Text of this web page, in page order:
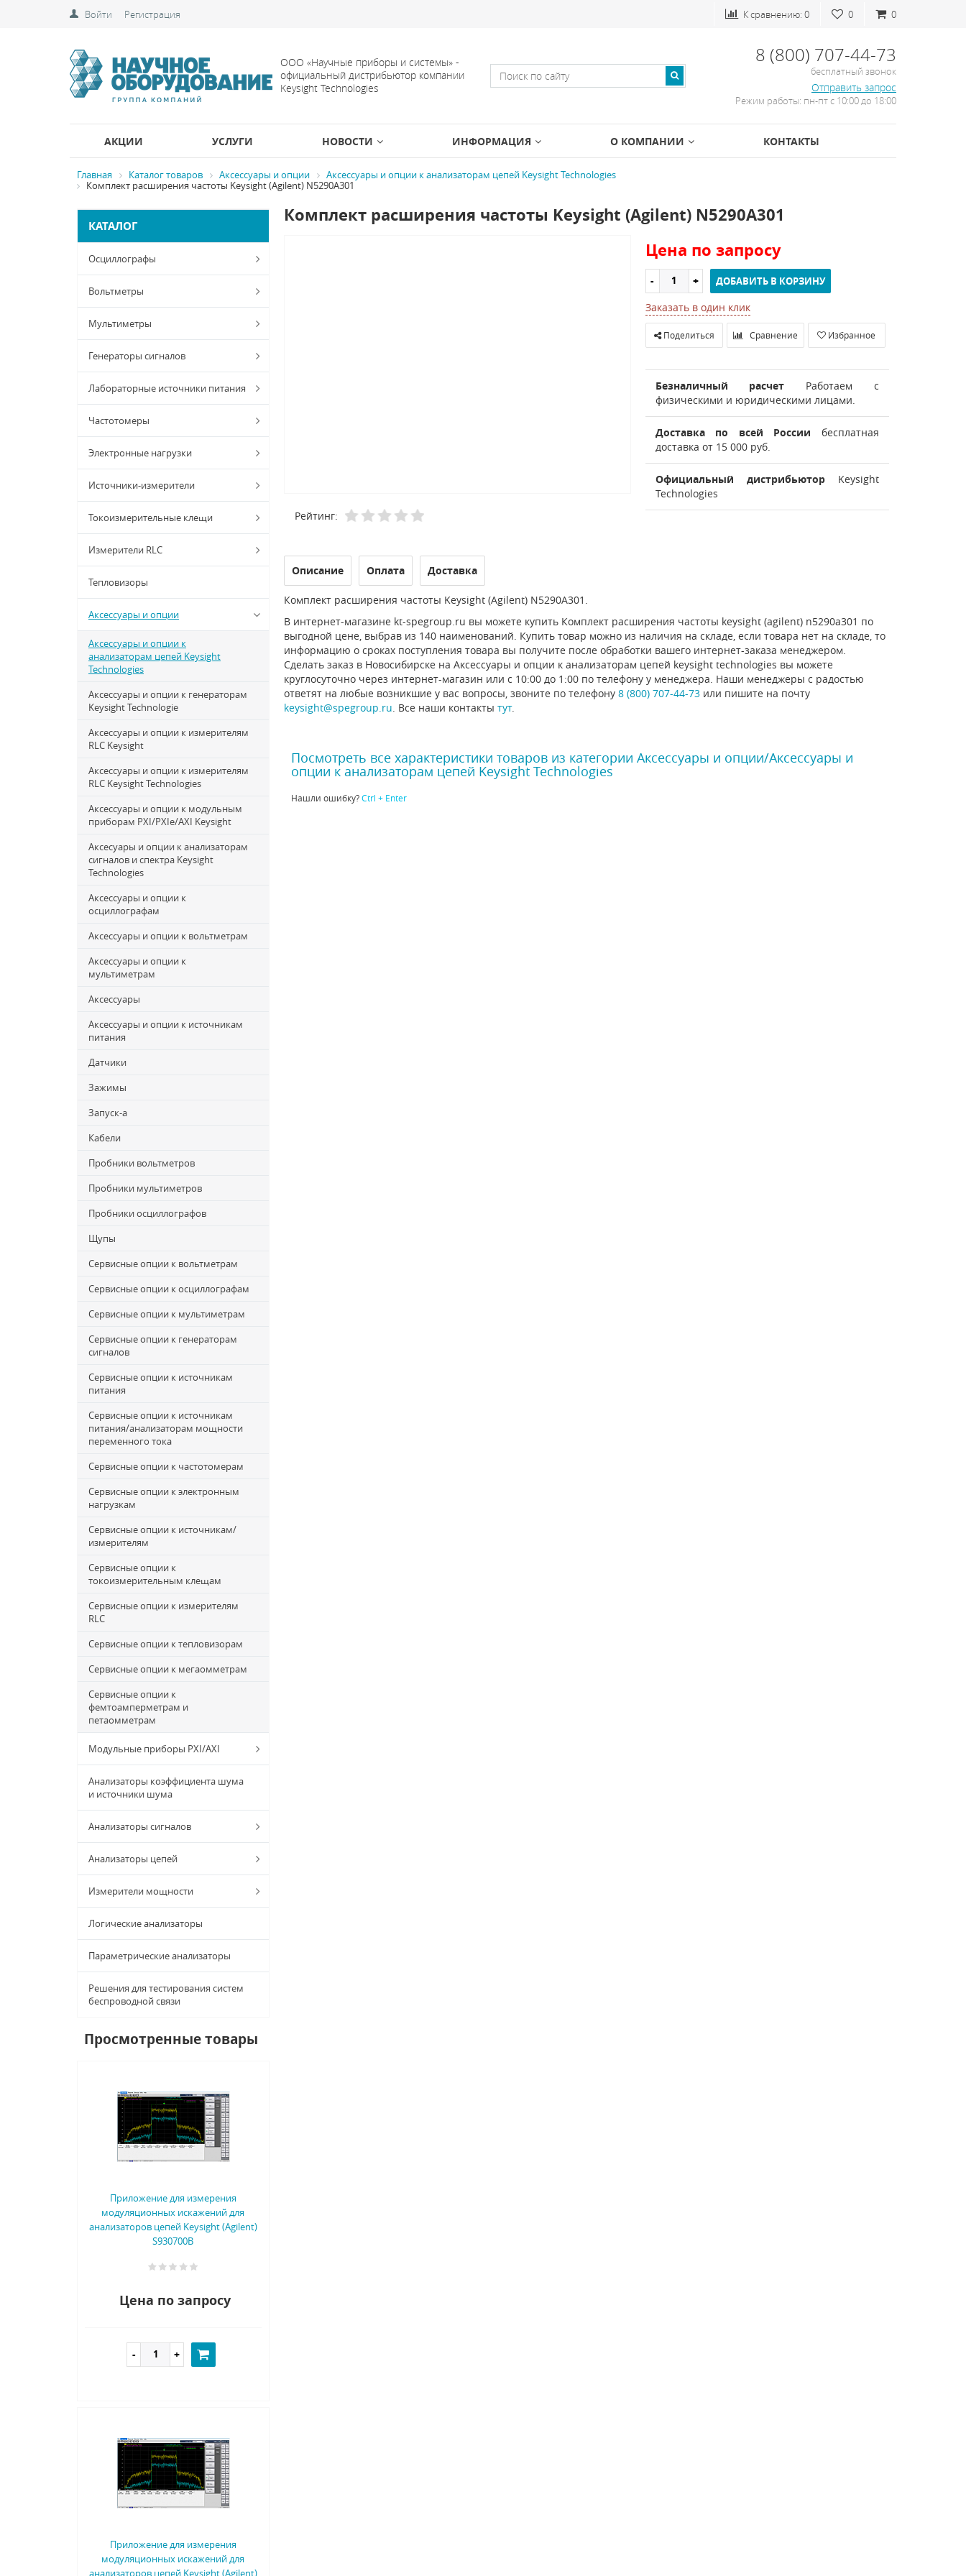
Войти Регистрация 0
0
К сравнению: 0
ООО «Научные приборы и системы» -
официальный дистрибьютор компании
Keysight Technologies
8 (800) 707-44-73
бесплатный звонок
Отправить запрос
Режим работы: пн-пт с 10:00 до 18:00
АКЦИИ УСЛУГИ НОВОСТИ ИНФОРМАЦИЯ О КОМПАНИИ КОНТАКТЫ
Главная Каталог товаров Аксессуары и опции
Аксессуары и опции к анализаторам цепей Keysight Technologies
Комплект расширения частоты Keysight (Agilent) N5290A301
КАТАЛОГ
Осциллографы
Вольтметры
Мультиметры
Генераторы сигналов
Лабораторные источники питания
Частотомеры
Электронные нагрузки
Источники-измерители
Токоизмерительные клещи
Измерители RLC
Тепловизоры
Аксессуары и опции
Аксессуары и опции к
анализаторам цепей Keysight
Technologies
Аксессуары и опции к генераторам
Keysight Technologie
Аксессуары и опции к измерителям
RLC Keysight
Аксессуары и опции к измерителям
RLC Keysight Technologies
Аксессуары и опции к модульным
приборам PXI/PXIe/AXI Keysight
Аксесуары и опции к анализаторам
сигналов и спектра Keysight
Technologies
Аксессуары и опции к
осциллографам
Аксессуары и опции к вольтметрам
Аксессуары и опции к
мультиметрам
Аксессуары
Аксессуары и опции к источникам
питания
Датчики
Зажимы
Запуск-a
Кабели
Пробники вольтметров
Пробники мультиметров
Пробники осциллографов
Щупы
Сервисные опции к вольтметрам
Сервисные опции к осциллографам
Сервисные опции к мультиметрам
Сервисные опции к генераторам
сигналов
Сервисные опции к источникам
питания
Сервисные опции к источникам
питания/анализаторам мощности
переменного тока
Сервисные опции к частотомерам
Сервисные опции к электронным
нагрузкам
Сервисные опции к источникам/
измерителям
Сервисные опции к
токоизмерительным клещам
Сервисные опции к измерителям
RLC
Сервисные опции к тепловизорам
Сервисные опции к мегаомметрам
Сервисные опции к
фемтоамперметрам и
петаомметрам
Модульные приборы PXI/AXI
Анализаторы коэффициента шума
и источники шума
Анализаторы сигналов
Анализаторы цепей
Измерители мощности
Логические анализаторы
Параметрические анализаторы
Решения для тестирования систем
беспроводной связи
Просмотренные товары
Приложение для измерения
модуляционных искажений для
анализаторов цепей Keysight (Agilent)
S930700B
Цена по запросу
Приложение для измерения
модуляционных искажений для
анализаторов цепей Keysight (Agilent)
Комплект расширения частоты Keysight (Agilent) N5290A301
Рейтинг:
Цена по запросу
ДОБАВИТЬ В КОРЗИНУ
Заказать в один клик
Поделиться Сравнение Избранное
Безналичный расчет Работаем с
физическими и юридическими лицами.
Доставка по всей России бесплатная
доставка от 15 000 руб.
Официальный дистрибьюторKeysight
Technologies
Описание Оплата Доставка
Комплект расширения частоты Keysight (Agilent) N5290A301.
В интернет-магазине kt-spegroup.ru вы можете купить Комплект расширения частоты keysight (agilent) n5290a301 по
выгодной цене, выбрав из 140 наименований. Купить товар можно из наличия на складе, если товара нет на складе, то
информацию о сроках поступления товара вы получите после обработки вашего интернет-заказа менеджером.
Сделать заказ в Новосибирске на Аксессуары и опции к анализаторам цепей keysight technologies вы можете
круглосуточно через интернет-магазин или с 10:00 до 1:00 по телефону у менеджера. Наши менеджеры с радостью
ответят на любые возникшие у вас вопросы, звоните по телефону 8 (800) 707-44-73или пишите на почту
keysight@spegroup.ru . Все наши контакты тут.
Посмотреть все характеристики товаров из категории Аксессуары и опции/Аксессуары и
опции к анализаторам цепей Keysight Technologies
Нашли ошибку?Ctrl + Enter